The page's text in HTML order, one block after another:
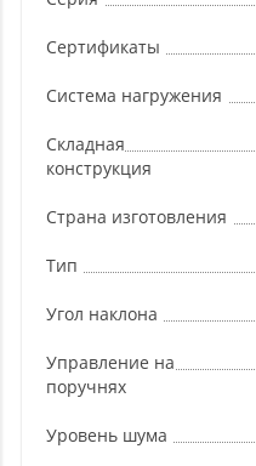
Сертификаты
Система нагружения
Складная
конструкция
Страна изготовления
Тип
Угол наклона
Управление на
поручнях
Уровень шума